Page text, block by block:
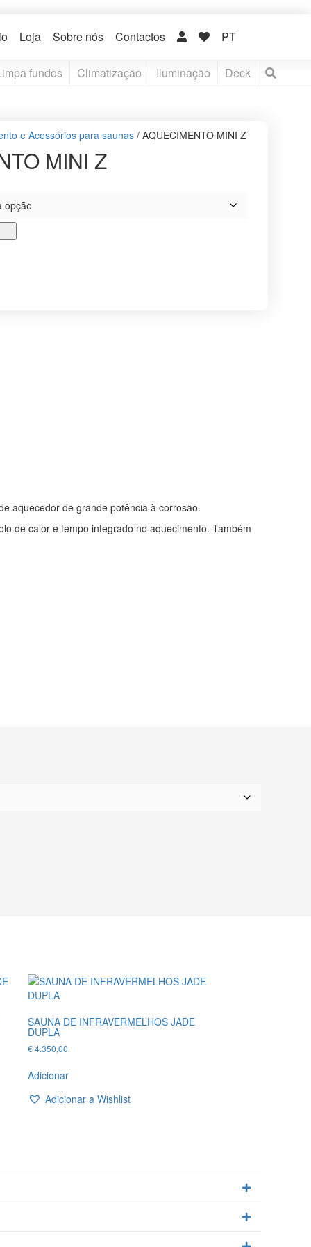
Loja Sobre nós Contactos PT
fundos Climatização Iluminação Deck
e Acessórios para saunas/ AQUECIMENTO MINI Z
MINI Z
aquecedor de grande potência à corrosão.
de calor e tempo integrado no aquecimento. Também
SAUNA DE INFRAVERMELHOS JADE
DUPLA
€4.350,00
Adicionar
Adicionar a Wishlist
Expandir
Expandir